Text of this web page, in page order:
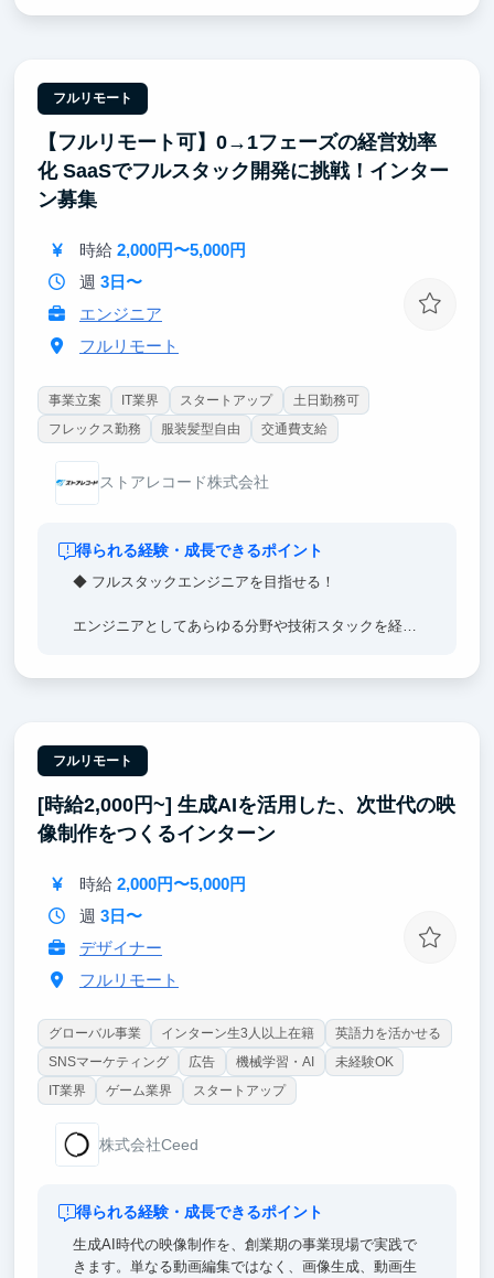
フルリモート
【フルリモート可】0→1フェーズの経営効率
化 SaaSでフルスタック開発に挑戦！インター
ン募集
時給 2,000円〜5,000円
週 3日〜
エンジニア
フルリモート
事業立案 IT業界 スタートアップ
土日勤務可
フレックス勤務
服装髪型自由 交通費支給
ストアレコード株式会社
得られる経験・成長できるポイント
◆ フルスタックエンジニアを目指せる！
エンジニアとしてあらゆる分野や技術スタックを経験
リースし、これから本格的に市場にさせていくフェー
ズです。スクラッチで実装しながらプロダクト開発の
流れを0から学べるため、エンジニアとして貴重な経
験を積むことができます。
フルリモート
[時給2,000円~] 生成AIを活用した、次世代の映
像制作をつくるインターン
時給 2,000円〜5,000円
週 3日〜
デザイナー
フルリモート
グローバル事業 インターン生3人以上在籍
英語力を活かせる
SNSマーケティング
広告 機械学習・AI
未経験OK
IT業界
ゲーム業界 スタートアップ
株式会社Ceed
得られる経験・成長できるポイント
生成AI時代の映像制作を、創業期の事業現場で実践で
きます。単なる動画編集ではなく、画像生成、動画生